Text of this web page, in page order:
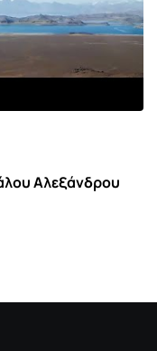
Αλεξάνδρου